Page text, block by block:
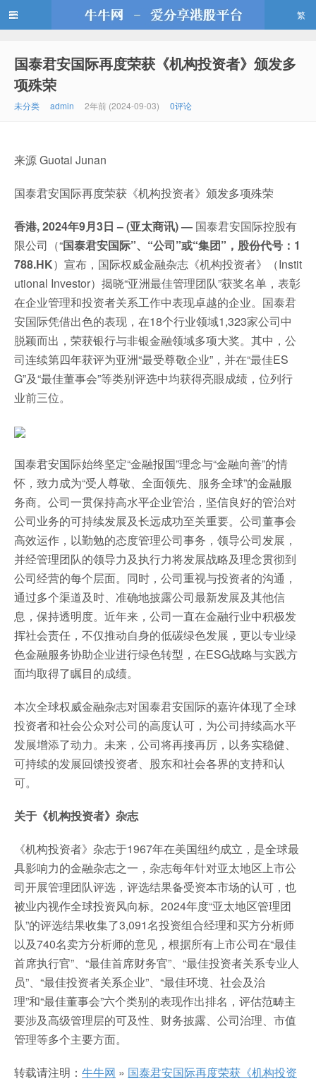
牛牛网
繁
国泰君安国际再度荣获《机构投资者》颁发多
项殊荣
未分类 admin 2年前 (2024-09-03) 0评论
来源 Guotai Junan
国泰君安国际再度荣获《机构投资者》颁发多项殊荣
香港, 2024年9月3日 – (亚太商讯) — 国泰君安国际控股有
限公司（“国泰君安国际”、“公司”或“集团”，股份代号：1
788.HK）宣布，国际权威金融杂志《机构投资者》（Instit
utional Investor）揭晓“亚洲最佳管理团队”获奖名单，表彰
在企业管理和投资者关系工作中表现卓越的企业。国泰君
安国际凭借出色的表现，在18个行业领域1,323家公司中
脱颖而出，荣获银行与非银金融领域多项大奖。其中，公
司连续第四年获评为亚洲“最受尊敬企业”，并在“最佳ES
G”及“最佳董事会”等类别评选中均获得亮眼成绩，位列行
业前三位。
国泰君安国际始终坚定“金融报国”理念与“金融向善”的情
怀，致力成为“受人尊敬、全面领先、服务全球”的金融服
务商。公司一贯保持高水平企业管治，坚信良好的管治对
公司业务的可持续发展及长远成功至关重要。公司董事会
高效运作，以勤勉的态度管理公司事务，领导公司发展，
并经管理团队的领导力及执行力将发展战略及理念贯彻到
公司经营的每个层面。同时，公司重视与投资者的沟通，
通过多个渠道及时、准确地披露公司最新发展及其他信
息，保持透明度。近年来，公司一直在金融行业中积极发
挥社会责任，不仅推动自身的低碳绿色发展，更以专业绿
色金融服务协助企业进行绿色转型，在ESG战略与实践方
面均取得了瞩目的成绩。
本次全球权威金融杂志对国泰君安国际的嘉许体现了全球
投资者和社会公众对公司的高度认可，为公司持续高水平
发展增添了动力。未来，公司将再接再厉，以务实稳健、
可持续的发展回馈投资者、股东和社会各界的支持和认
可。
关于《机构投资者》杂志
《机构投资者》杂志于1967年在美国纽约成立，是全球最
具影响力的金融杂志之一，杂志每年针对亚太地区上市公
司开展管理团队评选，评选结果备受资本市场的认可，也
被业内视作全球投资风向标。2024年度“亚太地区管理团
队”的评选结果收集了3,091名投资组合经理和买方分析师
以及740名卖方分析师的意见，根据所有上市公司在“最佳
首席执行官”、“最佳首席财务官”、“最佳投资者关系专业人
员”、“最佳投资者关系企业”、“最佳环境、社会及治
理”和“最佳董事会”六个类别的表现作出排名，评估范畴主
要涉及高级管理层的可及性、财务披露、公司治理、市值
管理等多个主要方面。
转载请注明： 牛牛网 » 国泰君安国际再度荣获《机构投资